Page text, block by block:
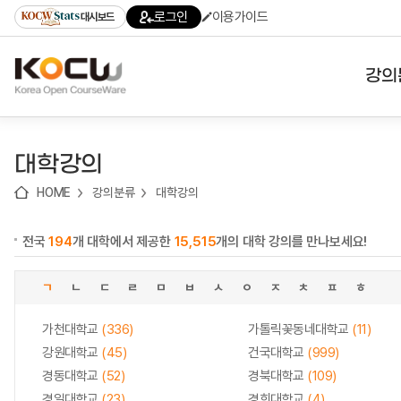
기
기
기
content)
가
대시보드 로그인 이용가이드
강
대학강의
HOME 강의분류 대학강의
전국194개 대학에서 제공한 15,515개의 대학 강의를 만나보세요!
ㄱ ㄴ ㄷ ㄹ ㅁ ㅂ ㅅ ㅇ ㅈ ㅊ ㅍ ㅎ
가천대학교 (336) 가톨릭꽃동네대학교 (11)
강원대학교 (45) 건국대학교 (999)
경동대학교 (52) 경북대학교 (109)